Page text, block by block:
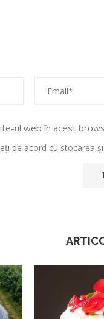
ul web în acest
de acord cu stocarea